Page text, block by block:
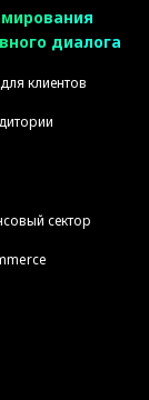
диалога
клиентов
сектор